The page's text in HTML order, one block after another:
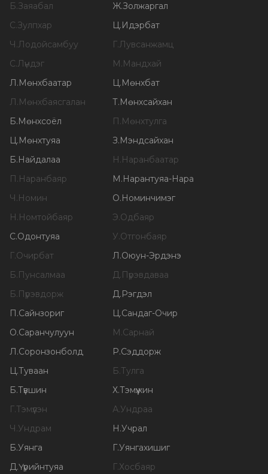
Б.Заяабал Ж.Золжаргал
С.Зулпхар Ц.Идэрбат
Ч.Лодойсамбуу Г.Лувсанжамц
С.Лүндэг М.Мандхай
Л.Мөнхбаатар Ц.Мөнхбат
Л.Мөнхбаясгалан Т.Мөнхсайхан
Б.Мөнхсоёл П.Мөнхтулга
Ц.Мөнхтуяа З.Мэндсайхан
Б.Найдалаа Н.Наранбаатар
П.Наранбаяр М.Нарантуяа-Нара
Ч.Номин О.Номинчимэг
Н.Номтойбаяр Э.Одбаяр
С.Одонтуяа У.Отгонбаяр
Г.Очирбат Л.Оюун-Эрдэнэ
Б.Пунсалмаа Д.Пүрэвдаваа
Б.Пүрэвдорж Д.Рэгдэл
П.Сайнзориг Ц.Сандаг-Очир
О.Саранчулуун М.Сарнай
Л.Соронзонболд Р.Сэддорж
Ц.Туваан Б.Тулга
Б.Түвшин Х.Тэмүүжин
Г.Тэмүүлэн А.Ундраа
Ч.Ундрам Н.Учрал
Б.Уянга Г.Уянгахишиг
Д.Үүрийнтуяа Г.Хосбаяр